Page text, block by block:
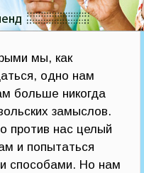
мы, как
одно нам
больше никогда
замыслов.
против нас целый
и попытаться
способами. Но нам